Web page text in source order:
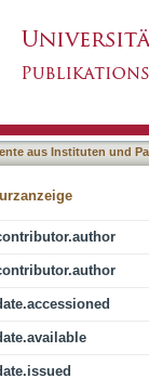
aus Instituten und